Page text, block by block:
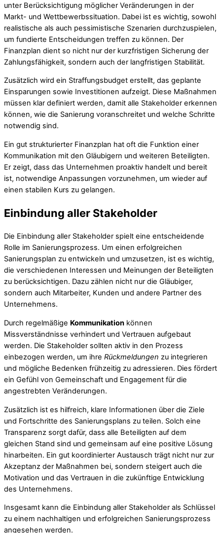
unter Berücksichtigung möglicher Veränderungen in der
Markt- und Wettbewerbssituation. Dabei ist es wichtig, sowohl
realistische als auch pessimistische Szenarien durchzuspielen,
um fundierte Entscheidungen treffen zu können. Der
Finanzplan dient so nicht nur der kurzfristigen Sicherung der
Zahlungsfähigkeit, sondern auch der langfristigen Stabilität.
Zusätzlich wird ein Straffungsbudget erstellt, das geplante
Einsparungen sowie Investitionen aufzeigt. Diese Maßnahmen
müssen klar definiert werden, damit alle Stakeholder erkennen
können, wie die Sanierung voranschreitet und welche Schritte
notwendig sind.
Ein gut strukturierter Finanzplan hat oft die Funktion einer
Kommunikation mit den Gläubigern und weiteren Beteiligten.
Er zeigt, dass das Unternehmen proaktiv handelt und bereit
ist, notwendige Anpassungen vorzunehmen, um wieder auf
einen stabilen Kurs zu gelangen.
Einbindung aller Stakeholder
Die Einbindung aller Stakeholder spielt eine entscheidende
Rolle im Sanierungsprozess. Um einen erfolgreichen
Sanierungsplan zu entwickeln und umzusetzen, ist es wichtig,
die verschiedenen Interessen und Meinungen der Beteiligten
zu berücksichtigen. Dazu zählen nicht nur die Gläubiger,
sondern auch Mitarbeiter, Kunden und andere Partner des
Unternehmens.
Durch regelmäßige Kommunikation können
Missverständnisse verhindert und Vertrauen aufgebaut
werden. Die Stakeholder sollten aktiv in den Prozess
einbezogen werden, um ihre Rückmeldungen zu integrieren
und mögliche Bedenken frühzeitig zu adressieren. Dies fördert
ein Gefühl von Gemeinschaft und Engagement für die
angestrebten Veränderungen.
Zusätzlich ist es hilfreich, klare Informationen über die Ziele
und Fortschritte des Sanierungsplans zu teilen. Solch eine
Transparenz sorgt dafür, dass alle Beteiligten auf dem
gleichen Stand sind und gemeinsam auf eine positive Lösung
hinarbeiten. Ein gut koordinierter Austausch trägt nicht nur zur
Akzeptanz der Maßnahmen bei, sondern steigert auch die
Motivation und das Vertrauen in die zukünftige Entwicklung
des Unternehmens.
Insgesamt kann die Einbindung aller Stakeholder als Schlüssel
zu einem nachhaltigen und erfolgreichen Sanierungsprozess
angesehen werden.